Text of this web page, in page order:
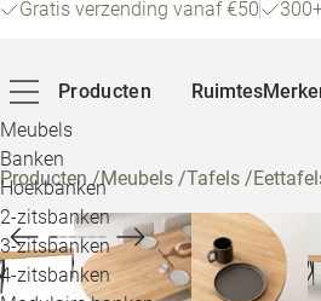
Gratis verzending vanaf €50
Producten
Meubels
Banken
Hoekbanken
2-zitsbanken
3-zitsbanken
4-zitsbanken
Ruimtes
Producten/Meubels /Tafels /